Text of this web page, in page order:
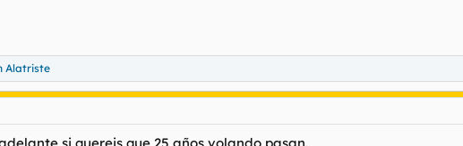
Alatriste